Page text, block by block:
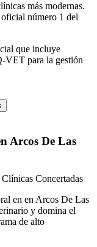
más modernas.
número 1 del
que incluye
VET para la gestión
Arcos De Las
Concertadas
en en Arcos De Las
y domina el
de alto